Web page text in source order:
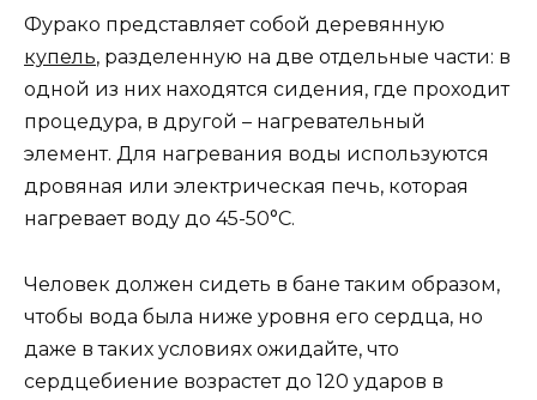
Фурако представляет собой деревянную
купель, разделенную на две отдельные части: в
одной из них находятся сидения, где проходит
процедура, в другой – нагревательный
элемент. Для нагревания воды используются
дровяная или электрическая печь, которая
нагревает воду до 45-50°С.
Человек должен сидеть в бане таким образом,
чтобы вода была ниже уровня его сердца, но
даже в таких условиях ожидайте, что
сердцебиение возрастет до 120 ударов в